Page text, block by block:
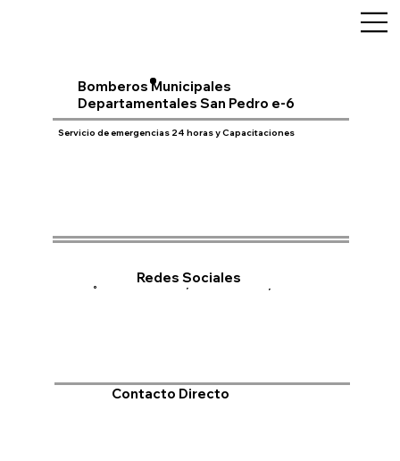
Bomberos Municipales
Departamentales San Pedro e-6
Servicio de emergencias 24 horas y Capacitaciones
Contacto Directo
Redes Sociales